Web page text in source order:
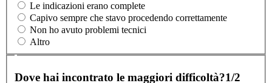
Le indicazioni erano complete
Capivo sempre che stavo procedendo correttamente
Non ho avuto problemi tecnici
Altro
Dove hai incontrato le maggiori difficoltà?1/2